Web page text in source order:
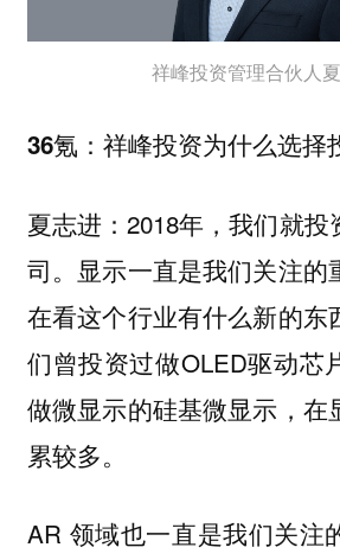
祥峰投资管理合伙人
36氪：祥峰投资为什么选择
夏志进：2018年，我们就投
司。显示一直是我们关注的
在看这个行业有什么新的东
们曾投资过做OLED驱动芯
做微显示的硅基微显示，在
累较多。
AR 领域也一直是我们关注